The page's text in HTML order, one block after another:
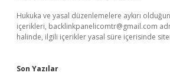
Hukuka ve yasal düzenlemelere aykırı
içerikleri, backlinkpanelicomtr@gmail.com
halinde, ilgili içerikler yasal süre içerisinde
Son Yazılar